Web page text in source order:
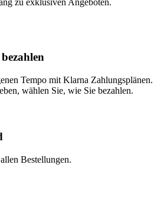
Tempo mit Klarna Zahlungsplänen.
wählen Sie, wie Sie bezahlen.
Bestellungen.